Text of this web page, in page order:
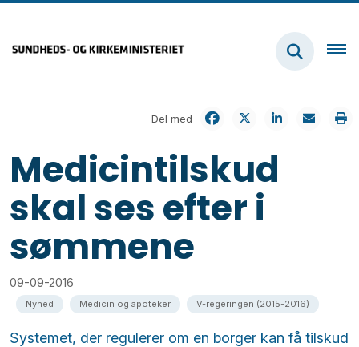
Del med
Medicintilskud
skal ses efter i
sømmene
09-09-2016
Nyhed Medicin og apoteker V-regeringen (2015-2016)
Systemet, der regulerer om en borger kan få tilskud